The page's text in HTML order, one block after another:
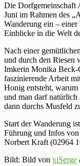
Die Dorfgemeinschaft
Juni im Rahmen des
Wanderung ein – einer
Einblicke in die Welt
Nach einer
und durch den Riesen
Imkerin Monika Beck-
faszinierende Arbeit
Honig entsteht,
und man darf
dann durchs Musfeld
Start der Wanderung
Führung und Infos
Norbert Kraft (02964
Bild: Bild von xiSerge